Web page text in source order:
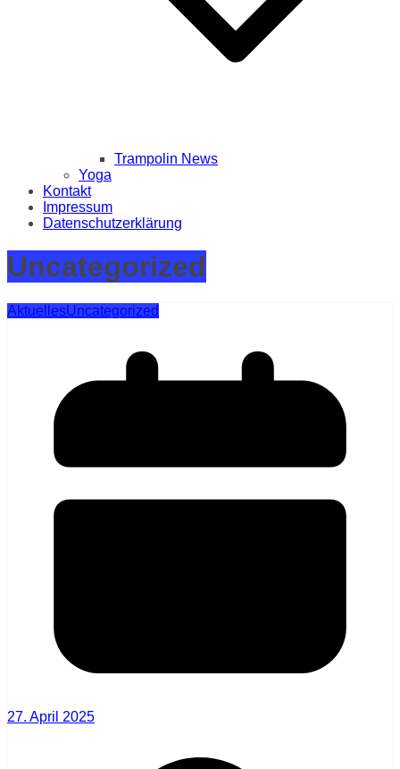
Trampolin News
Yoga
Kontakt
Impressum
Datenschutzerklärung
Uncategorized
AktuellesUncategorized
27. April 2025